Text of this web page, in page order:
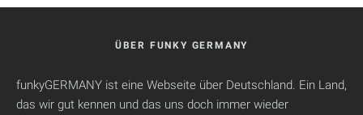
ÜBER FUNKY GERMANY
funkyGERMANY ist eine Webseite über Deutschland. Ein Land,
das wir gut kennen und das uns doch immer wieder